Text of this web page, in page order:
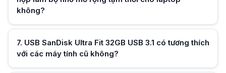
Hữu ích (0)
không?
7. USB SanDisk Ultra Fit 32GB USB 3.1 có tương thích
với các máy tính cũ không?